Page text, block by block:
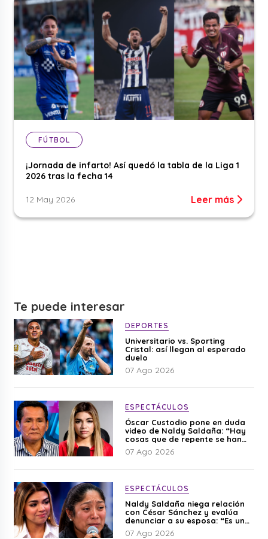
FÚTBOL
¡Jornada de infarto! Así quedó la tabla de la Liga 1
2026 tras la fecha 14
12 May 2026 Leer más
Te puede interesar
DEPORTES
Universitario vs. Sporting
Cristal: así llegan al esperado
duelo
07 Ago 2026
ESPECTÁCULOS
Óscar Custodio pone en duda
video de Naldy Saldaña: “Hay
cosas que de repente se han
editado”
07 Ago 2026
ESPECTÁCULOS
Naldy Saldaña niega relación
con César Sánchez y evalúa
denunciar a su esposa: “Es una
difamación”
07 Ago 2026